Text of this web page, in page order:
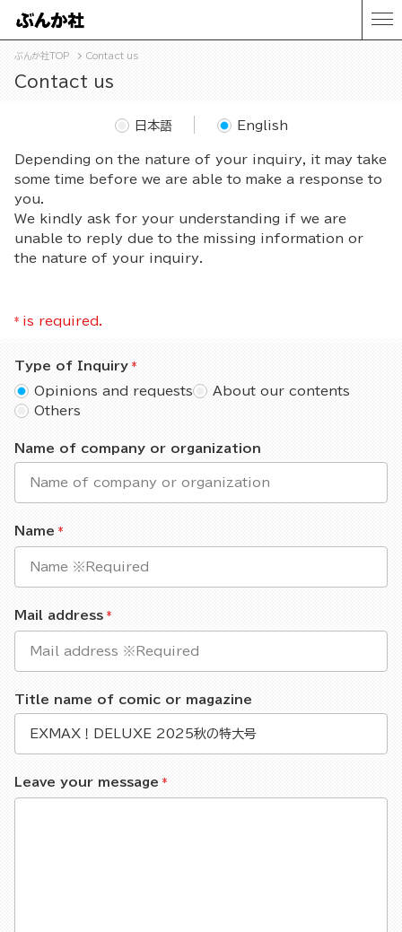
ぶんか社TOP Contact us
Contact us
Depending on the nature of your inquiry, it may take
some time before we are able to make a response to
you.
We kindly ask for your understanding if we are
unable to reply due to the missing information or
the nature of your inquiry.
日本語 English
* is required.
Type of Inquiry
Opinions and requests
About our contents
Others
Name of company or organization
Name
Mail address
Title name of comic or magazine
Leave your message